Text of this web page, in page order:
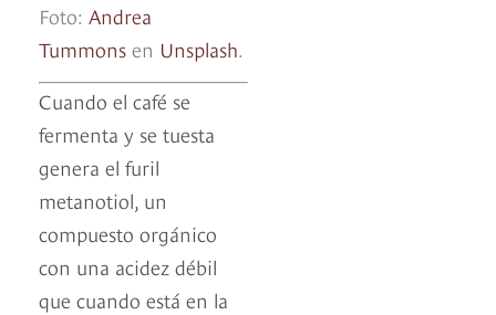
Foto: Andrea
Tummons en Unsplash.
Cuando el café se
fermenta y se tuesta
genera el furil
metanotiol, un
compuesto orgánico
con una acidez débil
que cuando está en la